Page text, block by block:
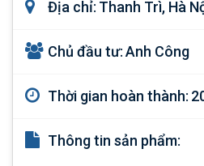
Địa chỉ: Thanh Trì, Hà
Chủ đầu tư:Anh Công
Thời gian hoàn thành:
Thông tin sản phẩm: